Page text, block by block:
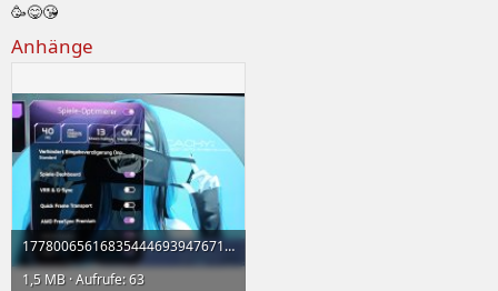
🥳😋😘
Anhänge
1778006561683544469394767161015.jpg
1,5 MB · Aufrufe: 63